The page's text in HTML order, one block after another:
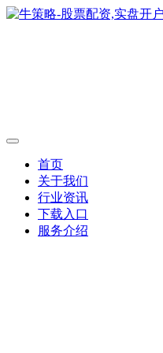
首页
关于我们
行业资讯
下载入口
服务介绍